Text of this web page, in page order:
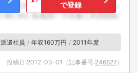
で登録
派遣社員 年収160万円 2011年度
投稿日:2012-03-01 （記事番号:246827 ）